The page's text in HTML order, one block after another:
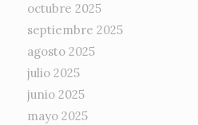
octubre 2025
septiembre 2025
agosto 2025
julio 2025
junio 2025
mayo 2025